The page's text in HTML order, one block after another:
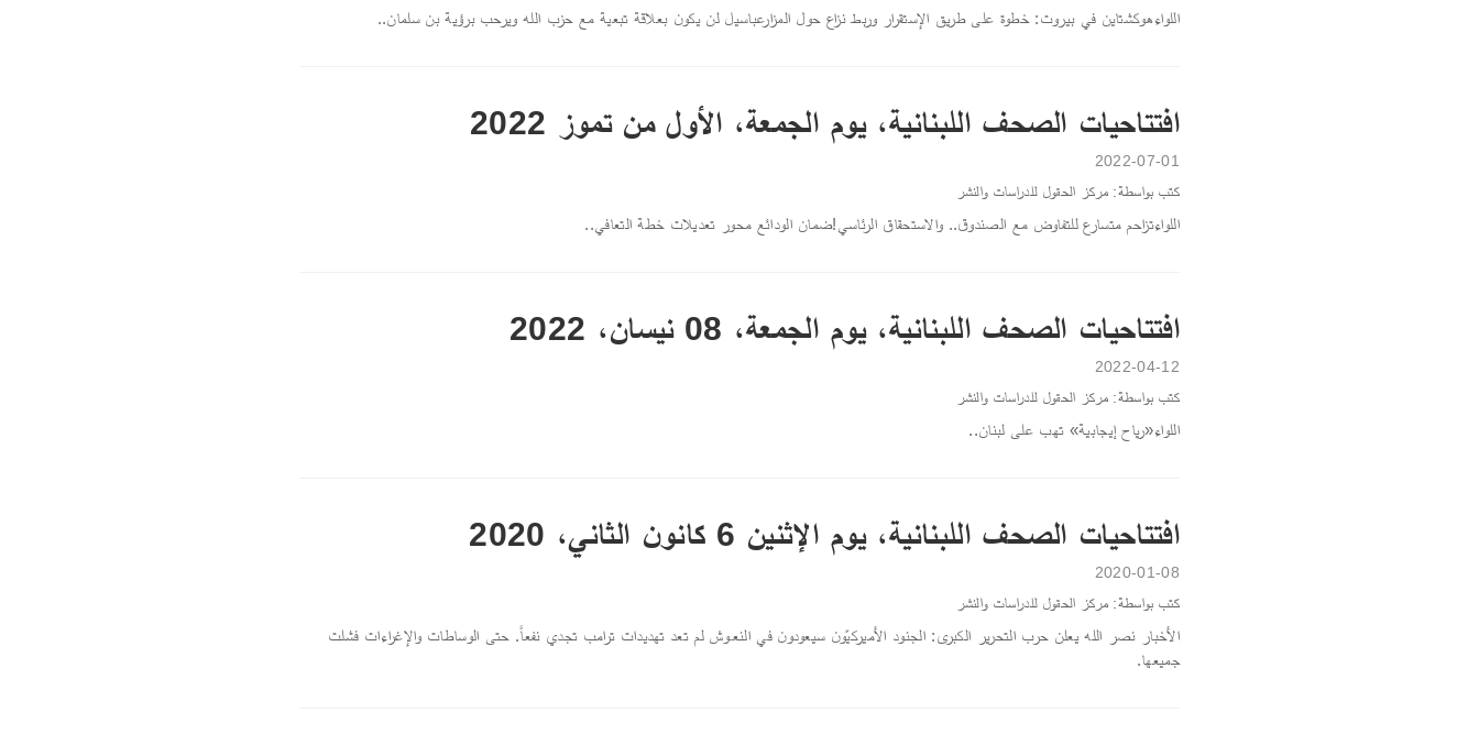
اللواءهوكشتاين في بيروت: خطوة على طريق الإستقرار وربط نزاع حول المزارعباسيل لن يكون بعلاقة تبعية مع حزب الله ويرحب برؤية بن سلمان..
افتتاحيات الصحف اللبنانية، يوم الجمعة، الأول من تموز 2022
2022-07-01
كتب بواسطة: مركز الحقول للدراسات والنشر
اللواءتزاحم متسارع للتفاوض مع الصندوق.. والاستحقاق الرئاسي!ضمان الودائع محور تعديلات خطة التعافي..
افتتاحيات الصحف اللبنانية، يوم ‏‏‏‏‏الجمعة، 08‏ نيسان‏، 2022
2022-04-12
كتب بواسطة: مركز الحقول للدراسات والنشر
اللواء«رياح إيجابية» تهب على لبنان..
افتتاحيات الصحف اللبنانية، يوم الإثنين 6 كانون الثاني، 2020
2020-01-08
كتب بواسطة: مركز الحقول للدراسات والنشر
الأخبار نصر الله يعلن حرب التحرير الكبرى: الجنود الأميركيّون سيعودون في النعــوش لم تعد تهديدات ترامب تجدي نفعاً. حتى الوساطات والإغراءات فشلت
جميعها.